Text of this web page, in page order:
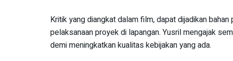
Kritik yang diangkat dalam film, dapat dijadikan
pelaksanaan proyek di lapangan. Yusril mengajak
demi meningkatkan kualitas kebijakan yang ada.